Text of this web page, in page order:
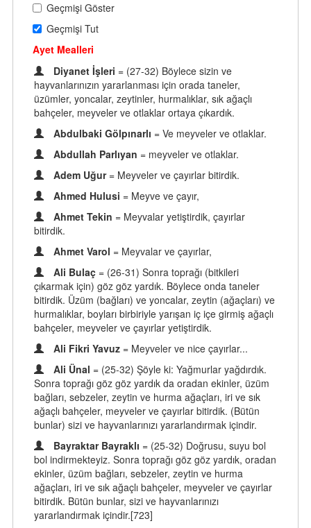
Geçmişi Göster
Geçmişi Tut
Ayet Mealleri
Diyanet İşleri = (27-32) Böylece sizin ve
hayvanlarınızın yararlanması için orada taneler,
üzümler, yoncalar, zeytinler, hurmalıklar, sık ağaçlı
bahçeler, meyveler ve otlaklar ortaya çıkardık.
Abdulbaki Gölpınarlı = Ve meyveler ve otlaklar.
Abdullah Parlıyan = meyveler ve otlaklar.
Adem Uğur = Meyveler ve çayırlar bitirdik.
Ahmed Hulusi = Meyve ve çayır,
Ahmet Tekin = Meyvalar yetiştirdik, çayırlar
bitirdik.
Ahmet Varol = Meyvalar ve çayırlar,
Ali Bulaç = (26-31) Sonra toprağı (bitkileri
çıkarmak için) göz göz yardık. Böylece onda taneler
bitirdik. Üzüm (bağları) ve yoncalar, zeytin (ağaçları) ve
hurmalıklar, boyları birbiriyle yarışan iç içe girmiş ağaçlı
bahçeler, meyveler ve çayırlar yetiştirdik.
Ali Fikri Yavuz = Meyveler ve nice çayırlar...
Ali Ünal = (25-32) Şöyle ki: Yağmurlar yağdırdık.
Sonra toprağı göz göz yardık da oradan ekinler, üzüm
bağları, sebzeler, zeytin ve hurma ağaçları, iri ve sık
ağaçlı bahçeler, meyveler ve çayırlar bitirdik. (Bütün
bunlar) sizi ve hayvanlarınızı yararlandırmak içindir.
Bayraktar Bayraklı = (25-32) Doğrusu, suyu bol
bol indirmekteyiz. Sonra toprağı göz göz yardık, oradan
ekinler, üzüm bağları, sebzeler, zeytin ve hurma
ağaçları, iri ve sık ağaçlı bahçeler, meyveler ve çayırlar
bitirdik. Bütün bunlar, sizi ve hayvanlarınızı
yararlandırmak içindir.[723]